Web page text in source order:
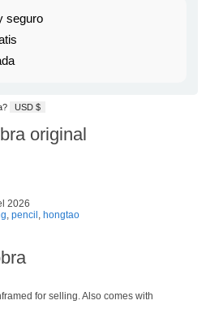
seguro
USD $
original
2026
, pencil , hongtao
for selling. Also comes with